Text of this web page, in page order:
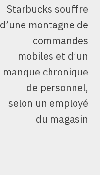
Starbucks souffre
d’une montagne de
commandes
mobiles et d’un
manque chronique
de personnel,
selon un employé
du magasin